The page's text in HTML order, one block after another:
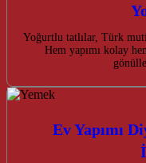
Yoğurtlu tatlılar, Türk
Hem yapımı kolay
Ev Yapımı